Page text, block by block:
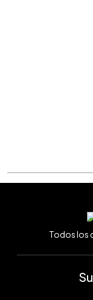
Todos los